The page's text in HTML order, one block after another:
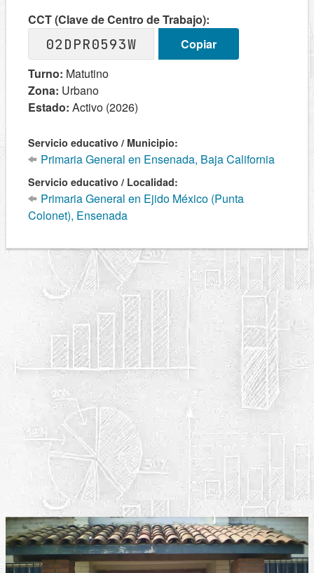
CCT (Clave de Centro de Trabajo):
02DPR0593W
Copiar
Turno: Matutino
Zona: Urbano
Estado: Activo (2026)
Servicio educativo / Municipio:
Primaria General en Ensenada, Baja California
Servicio educativo / Localidad:
Primaria General en Ejido México (Punta
Colonet), Ensenada